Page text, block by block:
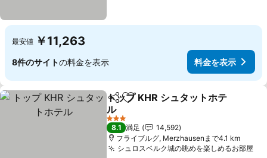
最安値 ￥11,263
8件のサイトの料金を表示 料金を表示
シェアお気に入りに追加
トップ KHR シュタットホテ
ル
料金を表示
3 ホテルのランク
8.1 満足
14,592
フライブルグ, Merzhausenまで4.1 km
シュロスベルク城の眺めを楽しめるお部屋料